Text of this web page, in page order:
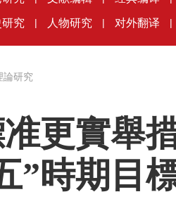
究 | 人物研究 | 对外翻译 |
論研究
更實舉
”時期目